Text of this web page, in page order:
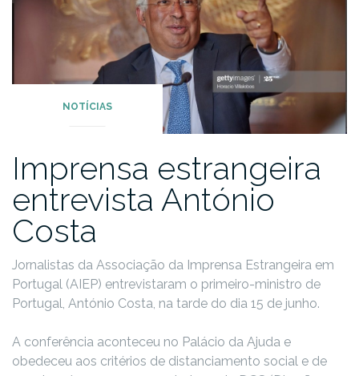
NOTÍCIAS
Imprensa estrangeira
entrevista António
Costa
Jornalistas da Associação da Imprensa Estrangeira em
Portugal (AIEP) entrevistaram o primeiro-ministro de
Portugal, António Costa, na tarde do dia 15 de junho.
A conferência aconteceu no Palácio da Ajuda e
obedeceu aos critérios de distanciamento social e de